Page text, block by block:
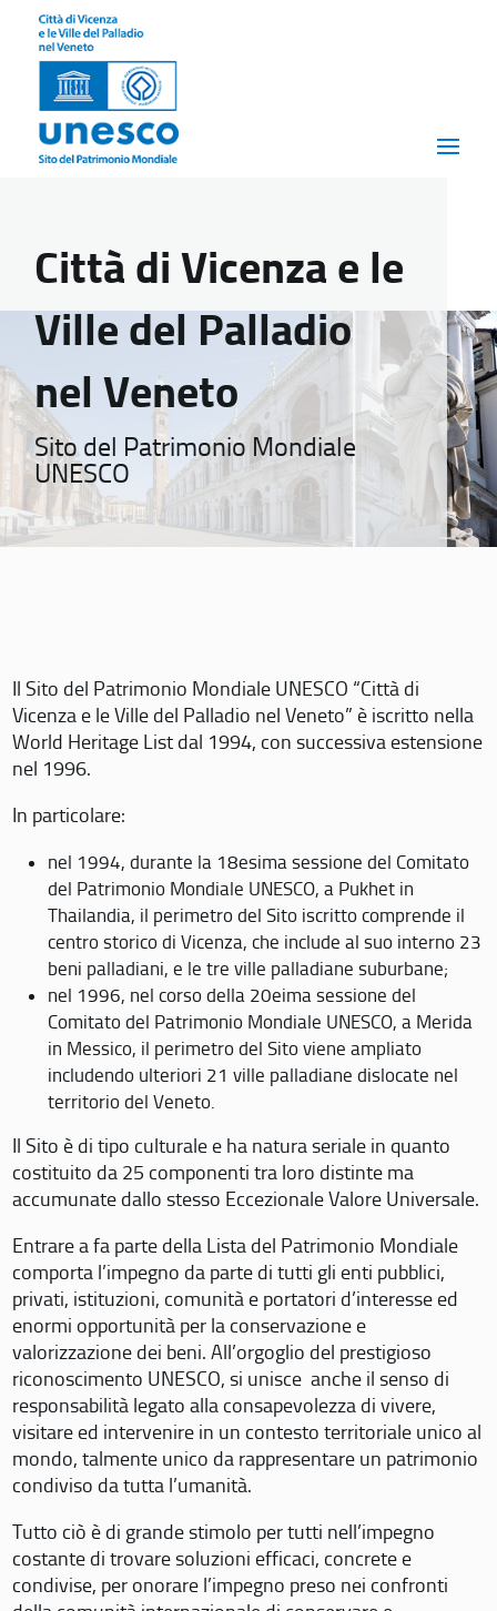
Città di Vicenza e le
Ville del Palladio
nel Veneto
Sito del Patrimonio Mondiale
UNESCO
Il Sito del Patrimonio Mondiale UNESCO “Città di
Vicenza e le Ville del Palladio nel Veneto” è iscritto nella
World Heritage List dal 1994, con successiva estensione
nel 1996.
In particolare:
nel 1994, durante la 18esima sessione del Comitato
del Patrimonio Mondiale UNESCO, a Pukhet in
Thailandia, il perimetro del Sito iscritto comprende il
centro storico di Vicenza, che include al suo interno 23
beni palladiani, e le tre ville palladiane suburbane;
nel 1996, nel corso della 20eima sessione del
Comitato del Patrimonio Mondiale UNESCO, a Merida
in Messico, il perimetro del Sito viene ampliato
includendo ulteriori 21 ville palladiane dislocate nel
territorio del Veneto.
Il Sito è di tipo culturale e ha natura seriale in quanto
costituito da 25 componenti tra loro distinte ma
accumunate dallo stesso Eccezionale Valore Universale.
Entrare a fa parte della Lista del Patrimonio Mondiale
comporta l’impegno da parte di tutti gli enti pubblici,
privati, istituzioni, comunità e portatori d’interesse ed
enormi opportunità per la conservazione e
valorizzazione dei beni. All’orgoglio del prestigioso
riconoscimento UNESCO, si unisce anche il senso di
responsabilità legato alla consapevolezza di vivere,
visitare ed intervenire in un contesto territoriale unico al
mondo, talmente unico da rappresentare un patrimonio
condiviso da tutta l’umanità.
Tutto ciò è di grande stimolo per tutti nell’impegno
costante di trovare soluzioni efficaci, concrete e
condivise, per onorare l’impegno preso nei confronti